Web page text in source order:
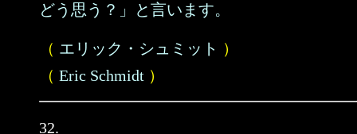
どう思う？」と言います。
（ エリック・シュミット ）
（ Eric Schmidt ）
32.